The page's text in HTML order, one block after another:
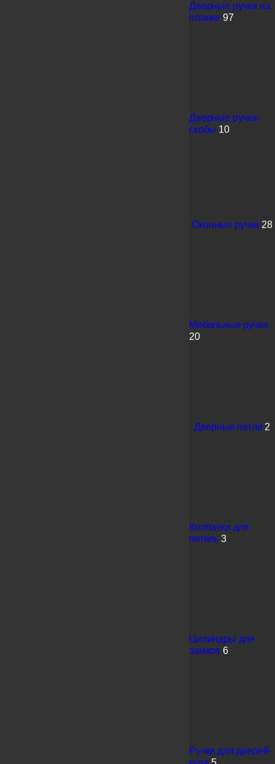
Дверные ручки на
планке 97
Дверные ручки-
скобы 10
Оконные ручки 28
Мебельные ручки
20
Дверные петли 2
Колпачки для
петель 3
Цилиндры для
замков 6
Ручки для дверей-